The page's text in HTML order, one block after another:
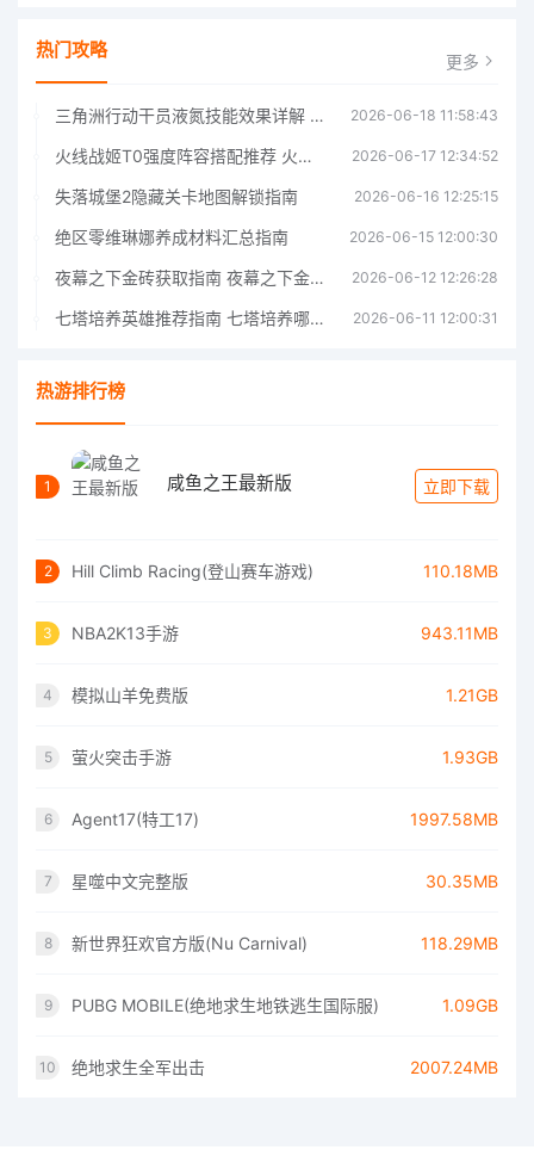
热门攻略 更多
三角洲行动干员液氮技能效果详解 三角洲行动干员液氮技能介绍 2026-06-18 11:58:43
火线战姬T0强度阵容搭配推荐 火线战姬T0强度阵容哪个好 2026-06-17 12:34:52
失落城堡2隐藏关卡地图解锁指南 2026-06-16 12:25:15
绝区零维琳娜养成材料汇总指南 2026-06-15 12:00:30
夜幕之下金砖获取指南 夜幕之下金砖获取方法 2026-06-12 12:26:28
七塔培养英雄推荐指南 七塔培养哪个英雄好 2026-06-11 12:00:31
热游排行榜
1 咸鱼之王最新版 立即下载
2 Hill Climb Racing(登山赛车游戏) 110.18MB
3 NBA2K13手游 943.11MB
4 模拟山羊免费版 1.21GB
5 萤火突击手游 1.93GB
6 Agent17(特工17) 1997.58MB
7 星噬中文完整版 30.35MB
8 新世界狂欢官方版(Nu Carnival) 118.29MB
9 PUBG MOBILE(绝地求生地铁逃生国际服) 1.09GB
10 绝地求生全军出击 2007.24MB